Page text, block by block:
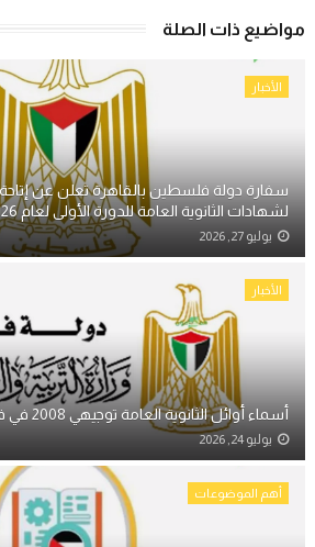
مواضيع ذات الصلة
الأخبار
سفارة دولة فلسطين بالقاهرة تعلن عن إتاحة
لشهادات الثانوية العامة للدورة الأولى لعام 2026
يوليو 27, 2026
الأخبار
أسماء أوائل الثانوية العامة توجيهي 2008 في فلسطين
يوليو 24, 2026
أهم الموضوعات